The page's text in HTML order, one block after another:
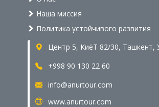
Наша миссия
Политика устойчивого развития
Центр 5, КиёТ 82/30, Ташкент,
+998 90 130 22 60
info@anurtour.com
www.anurtour.com